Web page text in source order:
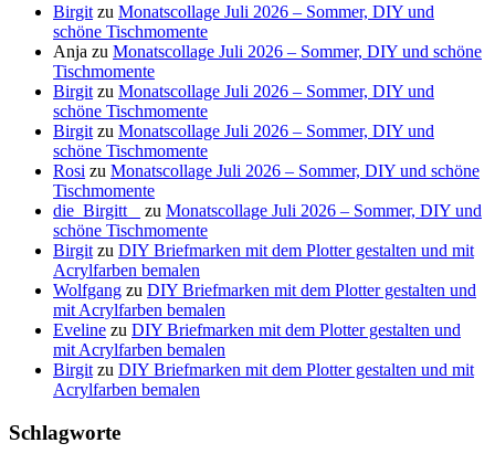
Birgit zu Monatscollage Juli 2026 – Sommer, DIY und
schöne Tischmomente
Anja zu Monatscollage Juli 2026 – Sommer, DIY und schöne
Tischmomente
Birgit zu Monatscollage Juli 2026 – Sommer, DIY und
schöne Tischmomente
Birgit zu Monatscollage Juli 2026 – Sommer, DIY und
schöne Tischmomente
Rosi zu Monatscollage Juli 2026 – Sommer, DIY und schöne
Tischmomente
die_Birgitt _
zu Monatscollage Juli 2026 – Sommer, DIY und
schöne Tischmomente
Birgit zu DIY Briefmarken mit dem Plotter gestalten und mit
Acrylfarben bemalen
Wolfgang zu DIY Briefmarken mit dem Plotter gestalten und
mit Acrylfarben bemalen
Eveline zu DIY Briefmarken mit dem Plotter gestalten und
mit Acrylfarben bemalen
Birgit zu DIY Briefmarken mit dem Plotter gestalten und mit
Acrylfarben bemalen
Schlagworte